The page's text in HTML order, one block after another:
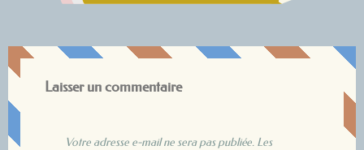
Laisser un commentaire
Votre adresse e-mail ne sera pas publiée. Les